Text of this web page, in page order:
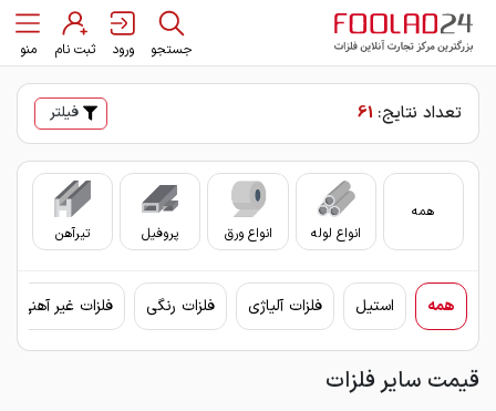
جستجو ورود ثبت نام منو
تعداد نتایج: 61 فیلتر
همه
انواع لوله
انواع ورق پروفیل تیرآهن
همه استیل فلزات آلیاژی فلزات رنگی فلزات غیر آهنی
قیمت سایر فلزات